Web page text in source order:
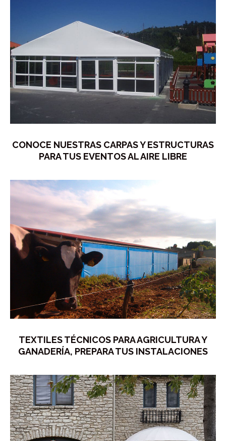
CONOCE NUESTRAS CARPAS Y ESTRUCTURAS
PARA TUS EVENTOS AL AIRE LIBRE
TEXTILES TÉCNICOS PARA AGRICULTURA Y
GANADERÍA, PREPARA TUS INSTALACIONES